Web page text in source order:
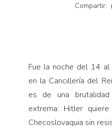
Compartir:
Fue la noche del 14
en la Cancillería del
es de una
extrema: Hitler
Checoslovaquia sin